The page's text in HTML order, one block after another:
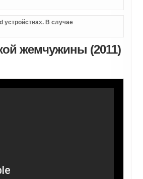
устройствах. В случае
жемчужины (2011)